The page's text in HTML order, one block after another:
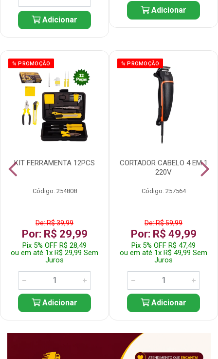
Adicionar
Adicionar
% PROMOÇÃO
KIT FERRAMENTA 12PCS
Código: 254808
De: R$ 39,99
Por: R$ 29,99
Pix 5% OFF R$ 28,49
ou em até 1x R$ 29,99 Sem
Juros
Adicionar
% PROMOÇÃO
CORTADOR CABELO 4 EM 1
220V
Código: 257564
De: R$ 59,99
Por: R$ 49,99
Pix 5% OFF R$ 47,49
ou em até 1x R$ 49,99 Sem
Juros
Adicionar